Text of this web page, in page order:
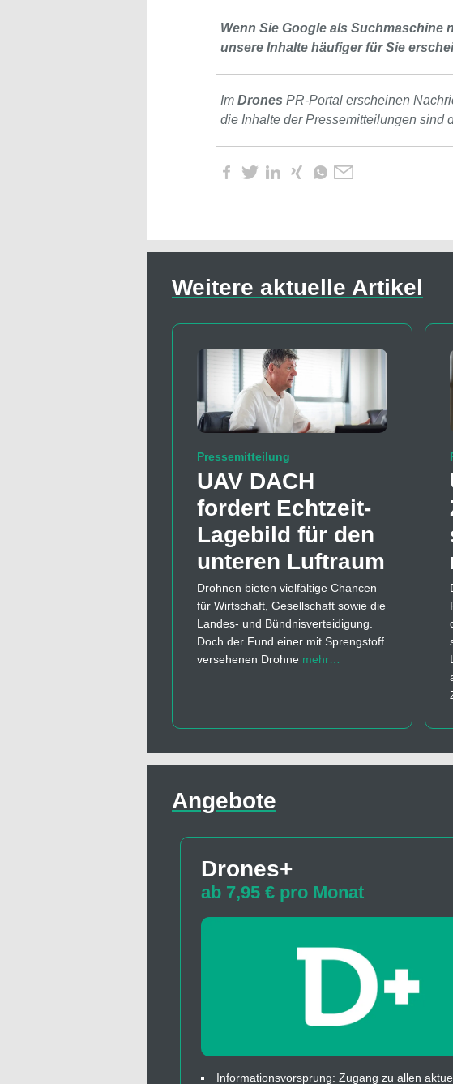
Wenn Sie Google als Suchmaschine
unsere Inhalte häufiger für Sie
Im Drones PR-Portal erscheinen
die Inhalte der Pressemitteilungen sind
Weitere aktuelle Artikel
Pressemitteilung
UAV DACH
fordert Echtzeit-
Lagebild für den
unteren Luftraum
Drohnen bieten vielfältige Chancen
für Wirtschaft, Gesellschaft sowie die
Landes- und Bündnisverteidigung.
Doch der Fund einer mit Sprengstoff
versehenen Drohne mehr…
Angebote
Drones+
ab 7,95 € pro Monat
Informationsvorsprung: Zugang zu allen